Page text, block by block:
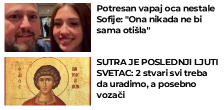
Potresan vapaj oca nestale
Sofije: "Ona nikada ne bi
sama otišla"
SUTRA JE POSLEDNJI LJUTI
SVETAC: 2 stvari svi treba
da uradimo, a posebno
vozači